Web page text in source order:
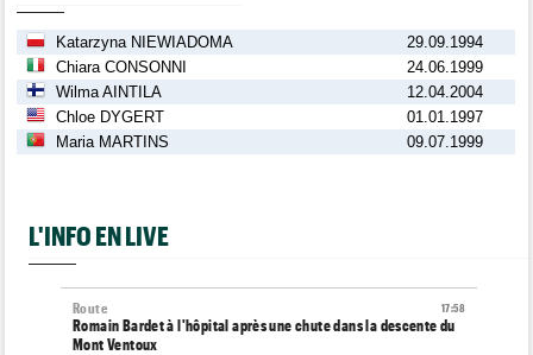
Katarzyna NIEWIADOMA
29.09.1994
Chiara CONSONNI
24.06.1999
Wilma AINTILA
12.04.2004
Chloe DYGERT
01.01.1997
Maria MARTINS
09.07.1999
L'INFO EN LIVE
17:58
Route
Romain Bardet à l'hôpital après une chute dans la descente du
Mont Ventoux